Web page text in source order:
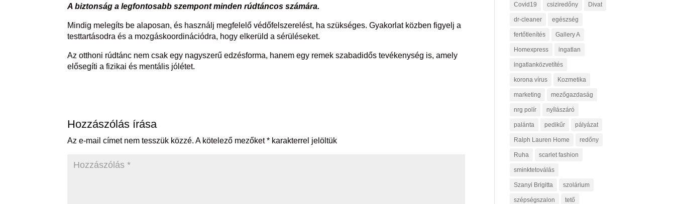
A biztonság a legfontosabb szempont minden rúdtáncos számára.
Mindig melegíts be alaposan, és használj megfelelő védőfelszerelést, ha szükséges. Gyakorlat közben figyelj a
testtartásodra és a mozgáskoordinációdra, hogy elkerüld a sérüléseket.
Az otthoni rúdtánc nem csak egy nagyszerű edzésforma, hanem egy remek szabadidős tevékenység is, amely
elősegíti a fizikai és mentális jólétet.
Hozzászólás írása
Az e-mail címet nem tesszük közzé. A kötelező mezőket* karakterrel jelöltük
Covid19 csiziredőny Divat
dr-cleaner egészség
fertőtlenítés Gallery A
Homexpress ingatlan
ingatlanközvetítés
korona vírus Kozmetika
marketing mezőgazdaság
nrg polír nyílászáró
palánta pedikűr pályázat
Ralph Lauren Home redőny
Ruha scarlet fashion
sminktetoválás
Szanyi Brigitta szolárium
szépségszalon tető